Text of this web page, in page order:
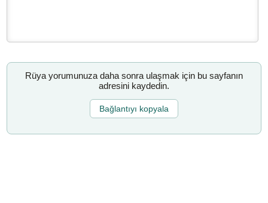
Rüya yorumunuza daha sonra ulaşmak için bu sayfanın
adresini kaydedin.
Bağlantıyı kopyala